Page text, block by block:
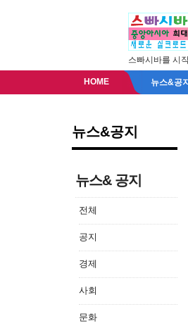
스빠시바를 시
HOME 뉴스&공지
뉴스&공지
뉴스& 공지
전체
공지
경제
사회
문화